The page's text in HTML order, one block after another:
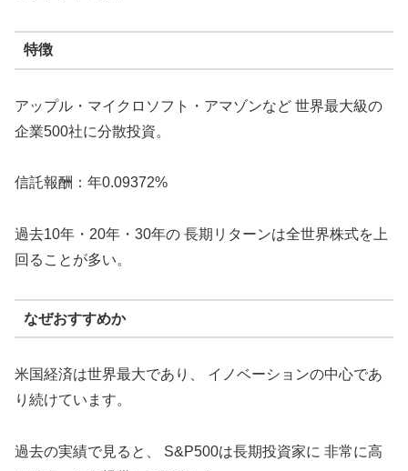
特徴
アップル・マイクロソフト・アマゾンなど 世界最大級の
企業500社に分散投資。
信託報酬：年0.09372%
過去10年・20年・30年の 長期リターンは全世界株式を上
回ることが多い。
なぜおすすめか
米国経済は世界最大であり、 イノベーションの中心であ
り続けています。
過去の実績で見ると、 S&P500は長期投資家に 非常に高